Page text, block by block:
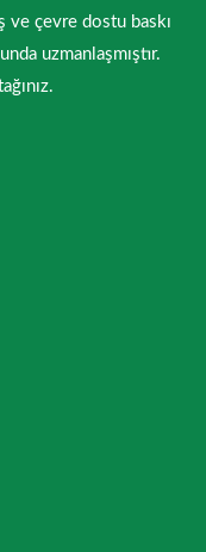
ve çevre dostu baskı
uzmanlaşmıştır.